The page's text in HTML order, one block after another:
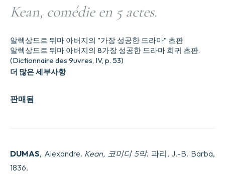
Kean, comédie en 5 actes.
판매됨
알렉상드르 뒤마 아버지의 "가장 성공한 드라마" 초판
알렉상드르 뒤마 아버지의 8가장 성공한 드라마 희귀 초판.
(Dictionnaire des 9uvres, IV, p. 53)
더 많은 세부사항
DUMAS, Alexandre. Kean, 코미디 5막. 파리, J.-B. Barba,
1836.